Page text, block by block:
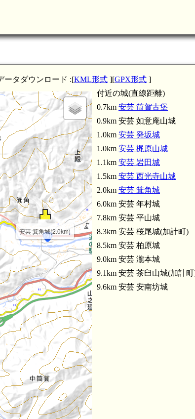
ータダウンロード :[KML形式 ][GPX形式 ]
安芸 箕角城(2.0km)
付近の城(直線距離)
0.7km 安芸 筒賀古堡
0.9km 安芸 如意庵山城
1.0km 安芸 発坂城
1.0km 安芸 梶原山城
1.1km 安芸 岩田城
1.5km 安芸 西光寺山城
2.0km 安芸 箕角城
6.0km 安芸 年村城
7.8km 安芸 平山城
8.3km 安芸 桜尾城(加計町)
8.5km 安芸 柏原城
9.0km 安芸 瀧本城
9.1km 安芸 茶臼山城(加計
9.6km 安芸 安南坊城